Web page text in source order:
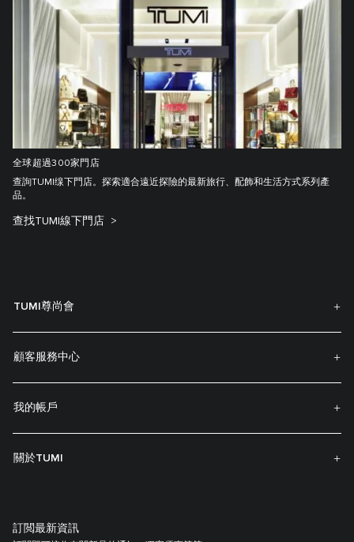
全球超過300家門店
查詢TUMI缐下門店。探索適合遠近探險的最新旅行、配飾和生活方式系列產
品。
查找TUMI線下門店
TUMI尊尚會
顧客服務中心
我的帳戶
關於TUMI
訂閲最新資訊